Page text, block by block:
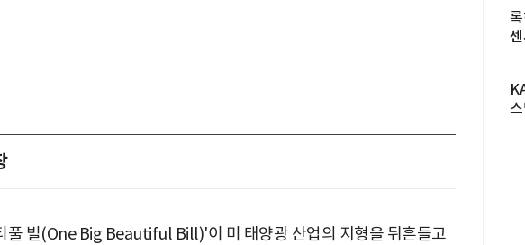
풀 빌(One Big Beautiful Bill)'이 미 태양광 산업의 지형을 뒤흔들고